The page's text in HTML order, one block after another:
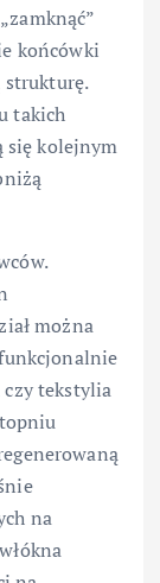
końcówki
strukturę.
takich
się kolejnym
można
tekstylia
na